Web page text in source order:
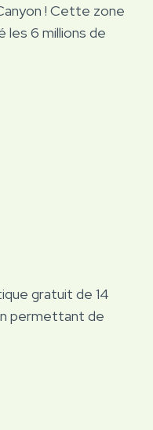
! Cette zone
les 6 millions de
gratuit de 14
permettant de